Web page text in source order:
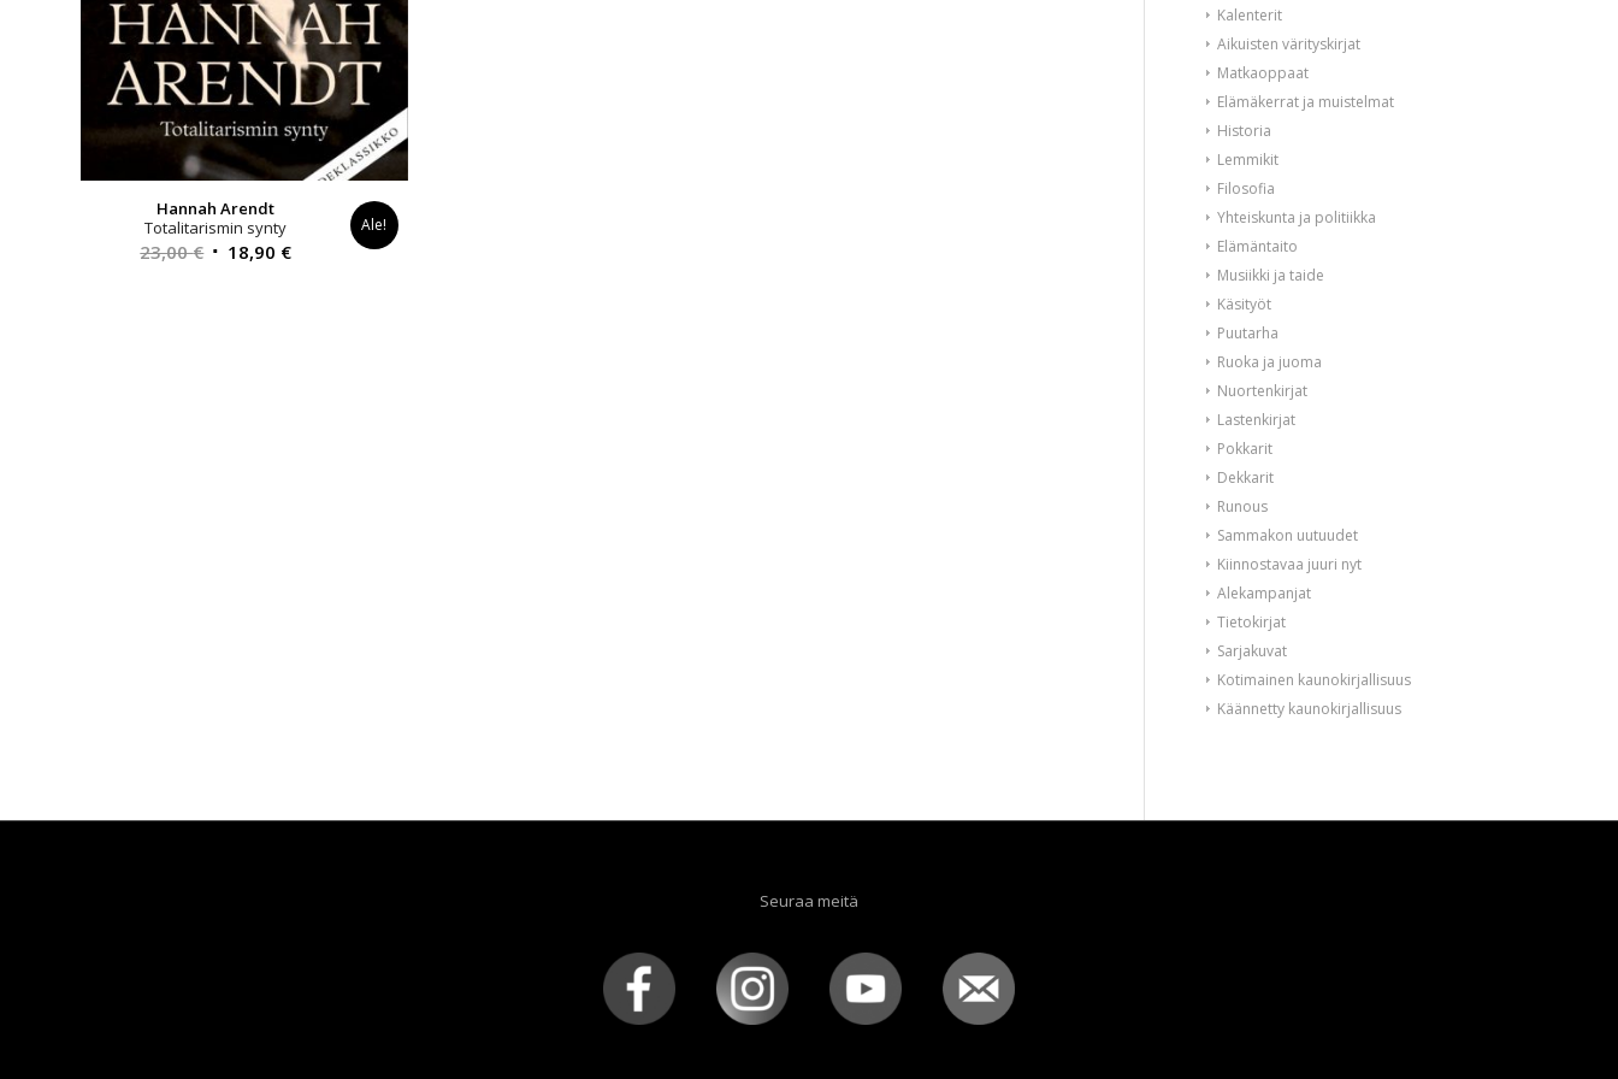
Hannah Arendt
Totalitarismin synty
23,00€ Alkuperäinen
18,90 €Nykyinen
Ale!
Kalenterit
Aikuisten värityskirjat
Matkaoppaat
Elämäkerrat ja muistelmat
Historia
Lemmikit
Filosofia
Yhteiskunta ja politiikka
Elämäntaito
Musiikki ja taide
Käsityöt
Puutarha
Ruoka ja juoma
Nuortenkirjat
Lastenkirjat
Pokkarit
Dekkarit
Runous
Sammakon uutuudet
Kiinnostavaa juuri nyt
Alekampanjat
Tietokirjat
Sarjakuvat
Kotimainen kaunokirjallisuus
Käännetty kaunokirjallisuus
Seuraa meitä